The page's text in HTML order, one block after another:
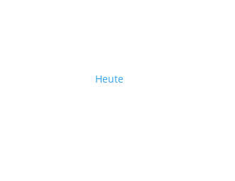
Heute